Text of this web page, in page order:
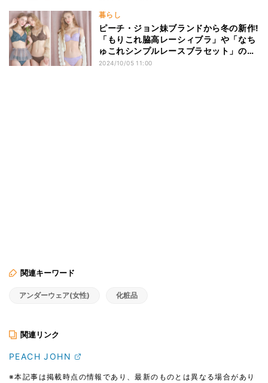
暮らし
ピーチ・ジョン妹ブランドから冬の新作!
「もりこれ脇高レーシィブラ」や「なち
ゅこれシンプルレースブラセット」の新
色
2024/10/05 11:00
関連キーワード
アンダーウェア(女性) 化粧品
関連リンク
PEACH JOHN
※本記事は掲載時点の情報であり、最新のものとは異なる場合があり